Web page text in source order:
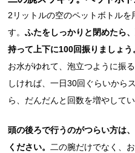
2リットルの空のペットボトル
す。ふたをしっかりと閉めたら
持って上下に100回振りましょう
お水がゆれて、泡立つように振
しければ、一日30回ぐらいから
ら、だんだんと回数を増やしてい
頭の後ろで行うのがつらい方は
ください。 二の腕だけでなく、